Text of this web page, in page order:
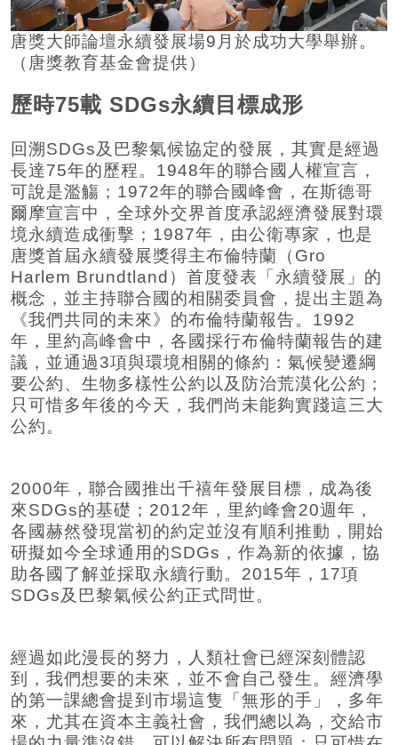
唐獎大師論壇永續發展場9月於成功大學舉辦。
（唐獎教育基金會提供）
歷時75載 SDGs永續目標成形
回溯SDGs及巴黎氣候協定的發展，其實是經過
長達75年的歷程。1948年的聯合國人權宣言，
可說是濫觴；1972年的聯合國峰會，在斯德哥
爾摩宣言中，全球外交界首度承認經濟發展對環
境永續造成衝擊；1987年，由公衛專家，也是
唐獎首屆永續發展獎得主布倫特蘭（Gro
Harlem Brundtland）首度發表「永續發展」的
概念，並主持聯合國的相關委員會，提出主題為
《我們共同的未來》的布倫特蘭報告。1992
年，里約高峰會中，各國採行布倫特蘭報告的建
議，並通過3項與環境相關的條約：氣候變遷綱
要公約、生物多樣性公約以及防治荒漠化公約；
只可惜多年後的今天，我們尚未能夠實踐這三大
公約。
2000年，聯合國推出千禧年發展目標，成為後
來SDGs的基礎；2012年，里約峰會20週年，
各國赫然發現當初的約定並沒有順利推動，開始
研擬如今全球通用的SDGs，作為新的依據，協
助各國了解並採取永續行動。2015年，17項
SDGs及巴黎氣候公約正式問世。
經過如此漫長的努力，人類社會已經深刻體認
到，我們想要的未來，並不會自己發生。經濟學
的第一課總會提到市場這隻「無形的手」，多年
來，尤其在資本主義社會，我們總以為，交給市